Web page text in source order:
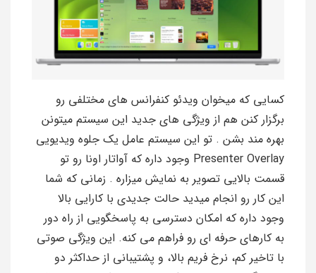
کسایی که میخوان ویدئو کنفرانس های مختلفی رو
برگزار کنن هم از ویژگی های جدید این سیستم میتونن
بهره مند بشن . تو این سیستم عامل یک جلوه ویدیویی
Presenter Overlay وجود داره که آواتار اونا رو تو
قسمت بالایی تصویر به نمایش میزاره . زمانی که شما
این کار رو انجام میدید حالت جدیدی با کارایی بالا
وجود داره که امکان دسترسی به پاسخگویی از راه دور
به کارهای حرفه ‌ای رو فراهم می‌ کنه. این ویژگی صوتی
با تاخیر کم، نرخ فریم بالا، و پشتیبانی از حداکثر دو